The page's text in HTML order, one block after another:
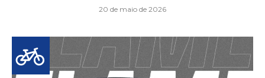
20 de maio de 2026